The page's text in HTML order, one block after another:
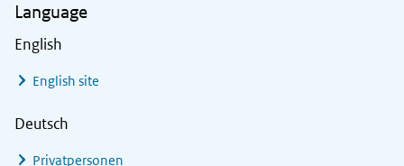
Language
English
English site
Deutsch
Privatpersonen